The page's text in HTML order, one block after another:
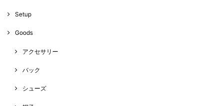
Setup
Goods
アクセサリー
バック
シューズ